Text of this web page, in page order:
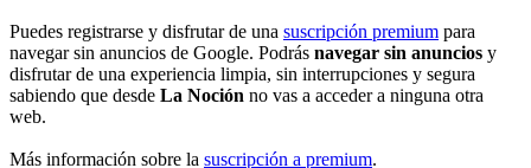
Puedes registrarse y disfrutar de una suscripción premium para
navegar sin anuncios de Google. Podrás navegar sin anuncios y
disfrutar de una experiencia limpia, sin interrupciones y segura
sabiendo que desde La Noción no vas a acceder a ninguna otra
web.
Más información sobre la suscripción a premium.